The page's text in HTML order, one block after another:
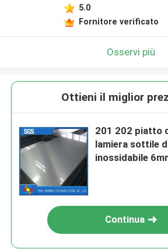
5.0
Fornitore verificato
Osservi più
Ottieni il miglior
201 202 piatto
lamiera sottile
inossidabile
Continua